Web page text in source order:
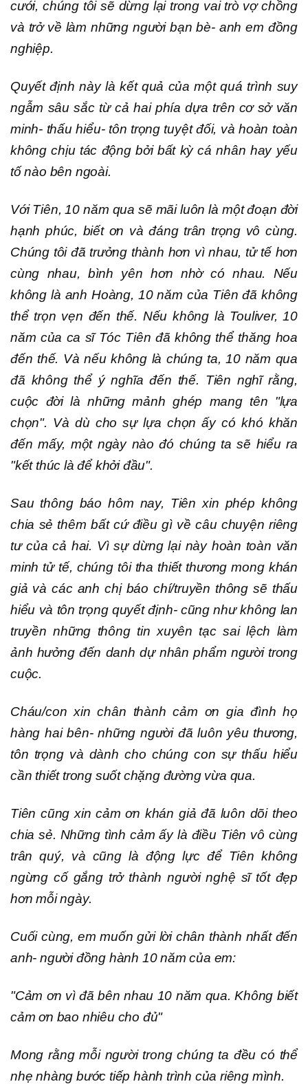
cưới, chúng tôi sẽ dừng lại trong vai trò vợ chồng
và trở về làm những người bạn bè- anh em đồng
nghiệp.
Quyết định này là kết quả của một quá trình suy
ngẫm sâu sắc từ cả hai phía dựa trên cơ sở văn
minh- thấu hiểu- tôn trọng tuyệt đối, và hoàn toàn
không chịu tác động bởi bất kỳ cá nhân hay yếu
tố nào bên ngoài.
Với Tiên, 10 năm qua sẽ mãi luôn là một đoạn đời
hạnh phúc, biết ơn và đáng trân trọng vô cùng.
Chúng tôi đã trưởng thành hơn vì nhau, tử tế hơn
cùng nhau, bình yên hơn nhờ có nhau. Nếu
không là anh Hoàng, 10 năm của Tiên đã không
thể trọn vẹn đến thế. Nếu không là Touliver, 10
năm của ca sĩ Tóc Tiên đã không thể thăng hoa
đến thế. Và nếu không là chúng ta, 10 năm qua
đã không thể ý nghĩa đến thế. Tiên nghĩ rằng,
cuộc đời là những mảnh ghép mang tên "lựa
chọn". Và dù cho sự lựa chọn ấy có khó khăn
đến mấy, một ngày nào đó chúng ta sẽ hiểu ra
"kết thúc là để khởi đầu".
Sau thông báo hôm nay, Tiên xin phép không
chia sẻ thêm bất cứ điều gì về câu chuyện riêng
tư của cả hai. Vì sự dừng lại này hoàn toàn văn
minh tử tế, chúng tôi tha thiết thương mong khán
giả và các anh chị báo chí/truyền thông sẽ thấu
hiểu và tôn trọng quyết định- cũng như không lan
truyền những thông tin xuyên tạc sai lệch làm
ảnh hưởng đến danh dự nhân phẩm người trong
cuộc.
Cháu/con xin chân thành cảm ơn gia đình họ
hàng hai bên- những người đã luôn yêu thương,
tôn trọng và dành cho chúng con sự thấu hiểu
cần thiết trong suốt chặng đường vừa qua.
Tiên cũng xin cảm ơn khán giả đã luôn dõi theo
chia sẻ. Những tình cảm ấy là điều Tiên vô cùng
trân quý, và cũng là động lực để Tiên không
ngừng cố gắng trở thành người nghệ sĩ tốt đẹp
hơn mỗi ngày.
Cuối cùng, em muốn gửi lời chân thành nhất đến
anh- người đồng hành 10 năm của em:
"Cảm ơn vì đã bên nhau 10 năm qua. Không biết
cảm ơn bao nhiêu cho đủ"
Mong rằng mỗi người trong chúng ta đều có thể
nhẹ nhàng bước tiếp hành trình của riêng mình.